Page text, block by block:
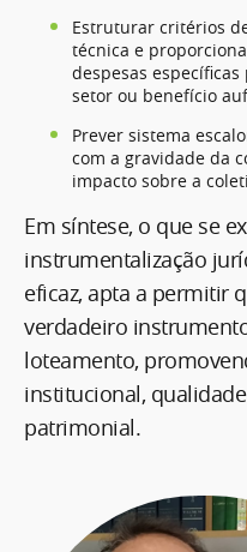
Estruturar critérios
técnica e
despesas
setor ou benefício
Prever sistema
com a gravidade da
impacto sobre a
Em síntese, o que se
instrumentalização
eficaz, apta a permitir
verdadeiro
loteamento,
institucional,
patrimonial.